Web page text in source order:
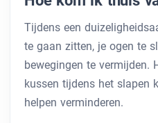
Tijdens een
te gaan zitten, je ogen te
bewegingen te vermijden.
kussen tijdens het slapen
helpen verminderen.